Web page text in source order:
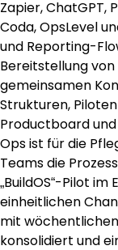
Zapier, ChatGPT,
Coda, OpsLevel
und Reporting-
Bereitstellung
gemeinsamen
Strukturen,
Productboard
Ops ist für die
Teams die
„BuildOS“-Pilot
einheitlichen
mit
konsolidiert und